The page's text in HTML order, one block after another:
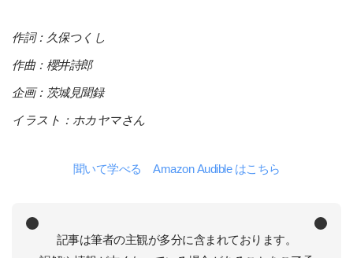
作詞：久保つくし
作曲：櫻井詩郎
企画：茨城見聞録
イラスト：ホカヤマさん
聞いて学べる Amazon Audible はこちら
記事は筆者の主観が多分に含まれております。